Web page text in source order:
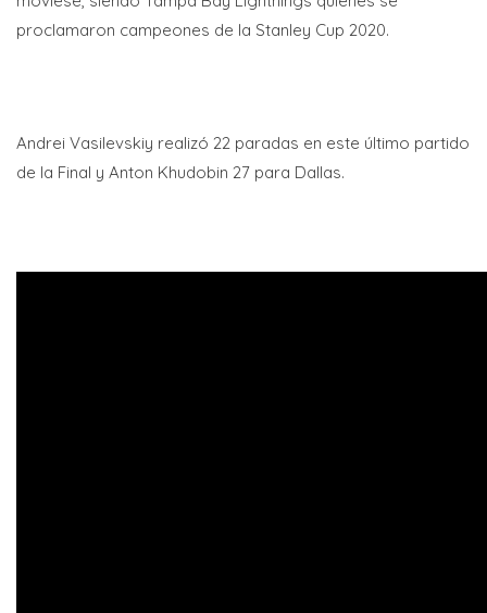
proclamaron campeones de la Stanley Cup 2020.
Andrei Vasilevskiy realizó 22 paradas en este último partido
de la Final y Anton Khudobin 27 para Dallas.